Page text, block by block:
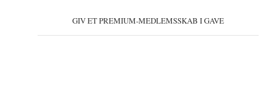
GIV ET PREMIUM-MEDLEMSSKAB I GAVE